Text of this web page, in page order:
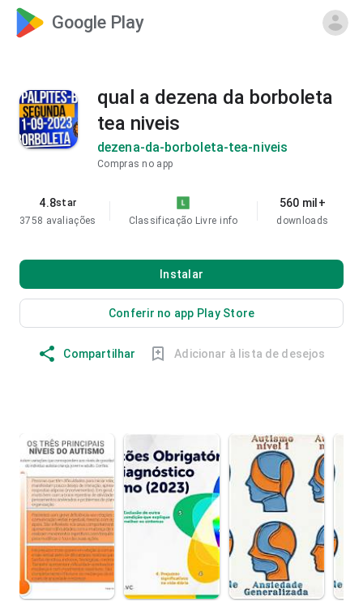
Google Play
qual a dezena da borboleta
tea niveis
dezena-da-borboleta-tea-niveis
Compras no app
4.8star
3758 avaliações
Classificação Livre info
560 mil+
downloads
Instalar
Conferir no app Play Store
Compartilhar Adicionar à lista de desejos